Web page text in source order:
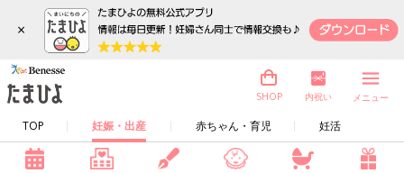
×
TOP 妊娠・出産 赤ちゃん・育児 妊活
SHOP 内祝い メニュー